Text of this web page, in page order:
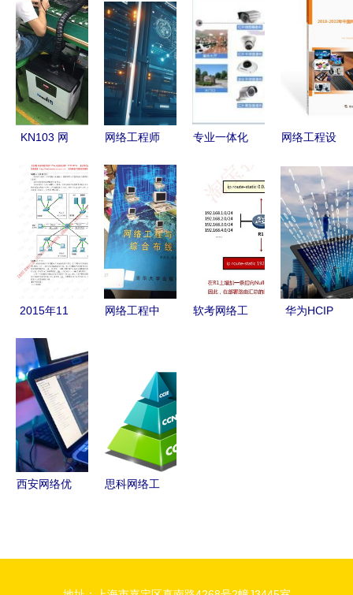
KN103 网
建数字时代
的骨干架构
网络工程师
度剖析 从
入门到精通
的成长路线
规划
专业一体化
威视全系列
安防及网络
工程解决方
案
网络工程设
研究报告
（最新版）
2015年11
师下午试题
网络工程实
践与挑战
网络工程中
软考网络工
华为HCIP
西安网络优
思科网络工